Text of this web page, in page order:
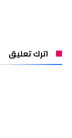
اترك تعليق